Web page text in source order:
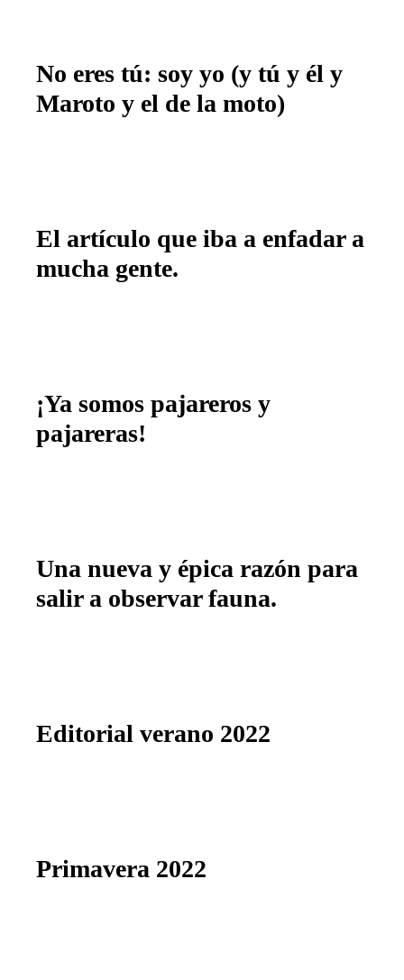
No eres tú: soy yo (y tú y él y
Maroto y el de la moto)
El artículo que iba a enfadar a
mucha gente.
¡Ya somos pajareros y
pajareras!
Una nueva y épica razón para
salir a observar fauna.
Editorial verano 2022
Primavera 2022